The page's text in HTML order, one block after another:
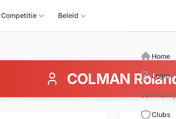
Competitie Beleid
COLMAN
Home
Login
Community
Clubs